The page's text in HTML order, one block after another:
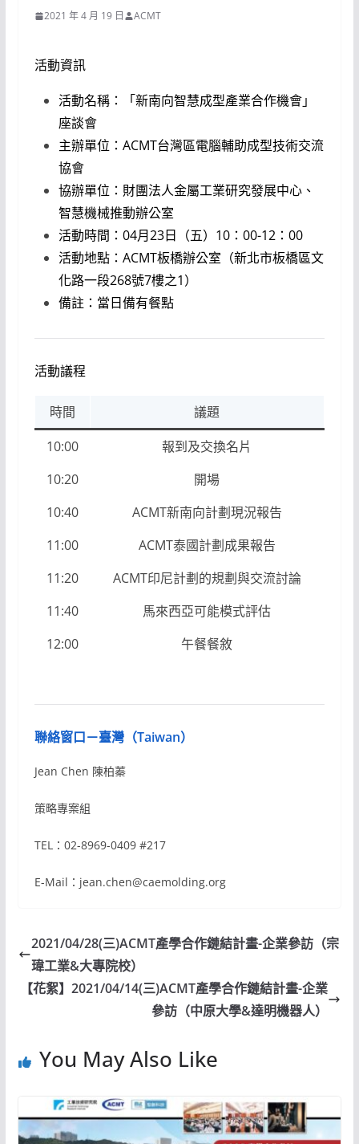
2021 年 4 月 19 日 ACMT
活動資訊
活動名稱：「新南向智慧成型產業合作機會」
座談會
主辦單位：ACMT台灣區電腦輔助成型技術交流
協會
協辦單位：財團法人金屬工業研究發展中心、
智慧機械推動辦公室
活動時間：04月23日（五）10：00-12：00
活動地點：ACMT板橋辦公室（新北市板橋區文
化路一段268號7樓之1）
備註：當日備有餐點
活動議程
時間
議題
10:00
報到及交換名片
10:20
開場
10:40
ACMT新南向計劃現況報告
11:00
ACMT泰國計劃成果報告
11:20
ACMT印尼計劃的規劃與交流討論
11:40
馬來西亞可能模式評估
12:00
午餐餐敘
聯絡窗口－臺灣（Taiwan）
Jean Chen 陳柏蓁
策略專案組
TEL：02-8969-0409 #217
E-Mail：jean.chen@caemolding.org
2021/04/28(三)ACMT產學合作鏈結計畫-企業參訪（宗
瑋工業&大專院校）
【花絮】2021/04/14(三)ACMT產學合作鏈結計畫-企業
參訪（中原大學&達明機器人）
You May Also Like